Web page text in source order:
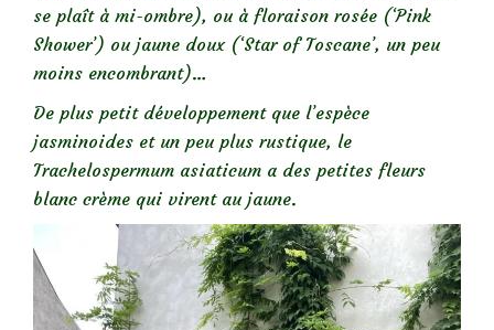
se plaît à mi-ombre), ou à floraison rosée (‘Pink
Shower’) ou jaune doux (‘Star of Toscane’, un peu
moins encombrant)…
De plus petit développement que l’espèce
jasminoides et un peu plus rustique, le
Trachelospermum asiaticum a des petites fleurs
blanc crème qui virent au jaune.